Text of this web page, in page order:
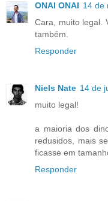
ONAI ONAI 14 de
Cara, muito legal.
também.
Responder
Niels Nate 14 de
muito legal!
a maioria dos
redusidos, mais
ficasse em
Responder